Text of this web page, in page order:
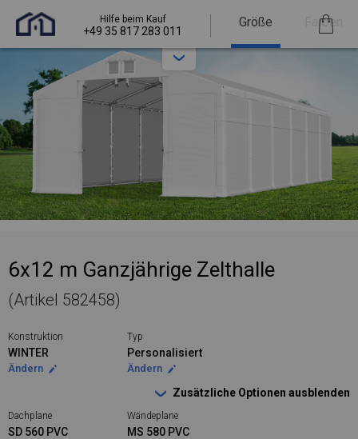
Hilfe beim Kauf
+49 35 817 283 011
Größe Farben
6x12 m Ganzjährige Zelthalle
(Artikel 582458)
Konstruktion
WINTER
Ändern
Typ
Personalisiert
Ändern
Zusätzliche Optionen ausblenden
Dachplane
SD 560 PVC
Wändeplane
MS 580 PVC